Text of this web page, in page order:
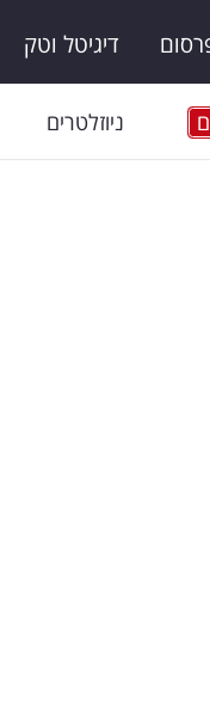
דיגיטל וטק
ניוזלטרים